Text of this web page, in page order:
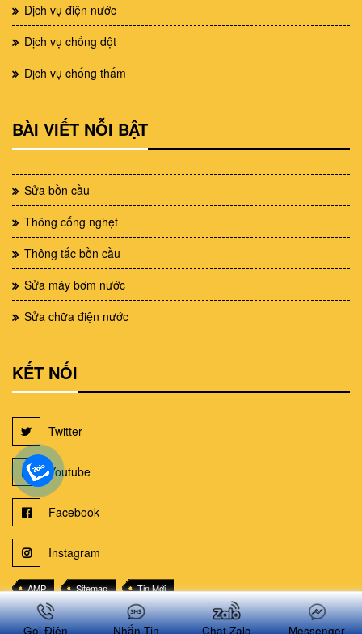
Dịch vụ điện nước
Dịch vụ chống dột
Dịch vụ chống thấm
BÀI VIẾT NỖI BẬT
Sửa bồn cầu
Thông cống nghẹt
Thông tắc bồn cầu
Sửa máy bơm nước
Sửa chữa điện nước
KẾT NỐI
Twitter
Youtube
Facebook
Instagram
AMP Sitemap
Tin Mới
Sơ đồ trang web suachuanhatphcm.net
Gọi Điện Nhắn Tin Chat Zalo Messenger